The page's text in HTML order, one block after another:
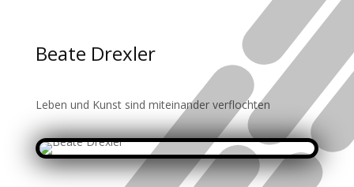
Beate Drexler
Leben und Kunst sind miteinander verflochten